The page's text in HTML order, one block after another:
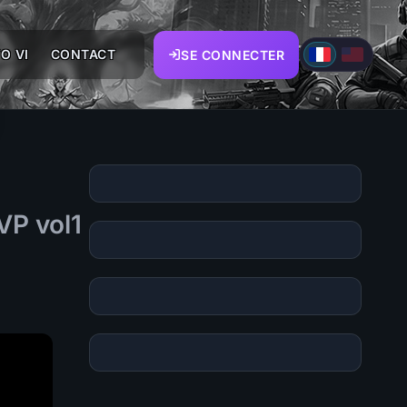
VI CONTACT SE CONNECTER
vol1